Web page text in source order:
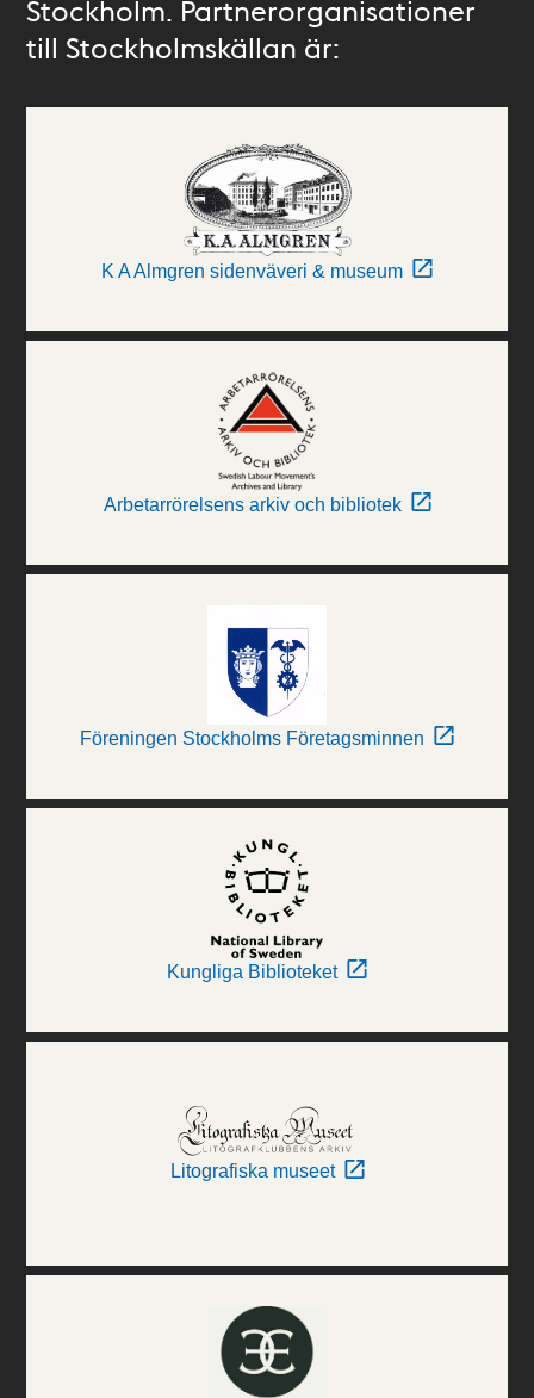
Stockholm. Partnerorganisationer
till Stockholmskällan är:
K A Almgren sidenväveri & museum
Arbetarrörelsens arkiv och bibliotek
Föreningen Stockholms Företagsminnen
Kungliga Biblioteket
Litografiska museet